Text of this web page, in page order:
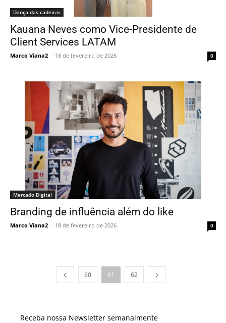
Dança das cadeiras
Kauana Neves como Vice-Presidente de
Client Services LATAM
Marco Viana2 - 18 de fevereiro de 2026 0
Mercado Digital
Branding de influência além do like
Marco Viana2 - 18 de fevereiro de 2026 0
60 61 62
Receba nossa Newsletter semanalmente